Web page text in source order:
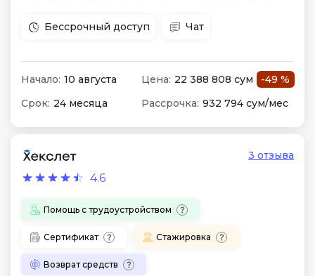
Бессрочный доступ Чат
Начало: 10 августа Цена: 22 388 808 сум
-49 %
Срок: 24 месяца Рассрочка: 932 794 сум/мес
4.6
3 отзыва
Помощь с трудоустройством
Сертификат Стажировка
Возврат средств